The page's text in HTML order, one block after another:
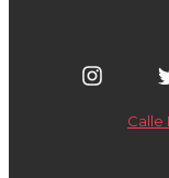
Calle